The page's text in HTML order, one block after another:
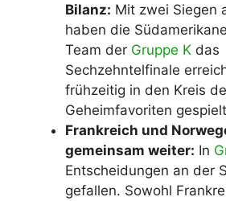
Bilanz: Mit zwei Siegen
haben die
Team der Gruppe K das
Sechzehntelfinale
frühzeitig in den Kreis
Geheimfavoriten
Frankreich und
gemeinsam weiter: In
Entscheidungen an der
gefallen. Sowohl